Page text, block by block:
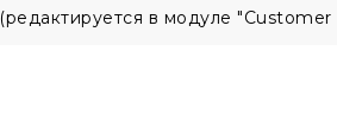
(редактируется в модуле